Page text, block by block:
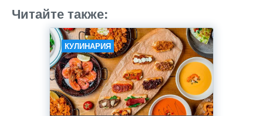
Читайте также:
КУЛИНАРИЯ